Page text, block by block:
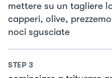
mettere su un tagliere
capperi, olive,
noci sgusciate
STEP 3